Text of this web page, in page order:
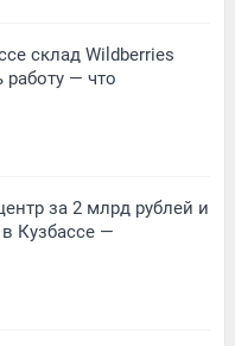
склад Wildberries
работу — что
за 2 млрд рублей и
Кузбассе —